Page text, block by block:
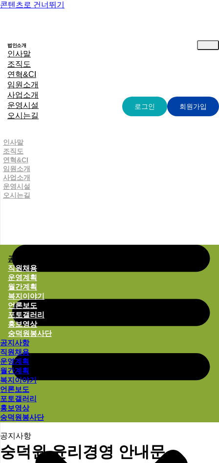
콘텐츠로 건너뛰기
법인소개
인사말
조직도
연혁&CI
임원소개
사업소개
운영시설
오시는길
인사말
조직도
연혁&CI
임원소개
사업소개
운영시설
오시는길
로그인 회원가입
공지사항
직원채용
운영계획
월간계획
복지이야기
언론보도
포토갤러리
홍보영상
숭덕원봉사단
공지사항
직원채용
운영계획
월간계획
복지이야기
언론보도
포토갤러리
홍보영상
숭덕원봉사단
공지사항
숭덕원 윤리경영 안내문